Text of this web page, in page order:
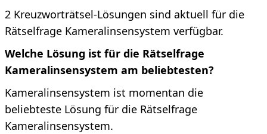
2 Kreuzworträtsel-Lösungen sind aktuell für die
Rätselfrage Kameralinsensystem verfügbar.
Welche Lösung ist für die Rätselfrage
Kameralinsensystem am beliebtesten?
Kameralinsensystem ist momentan die
beliebteste Lösung für die Rätselfrage
Kameralinsensystem.